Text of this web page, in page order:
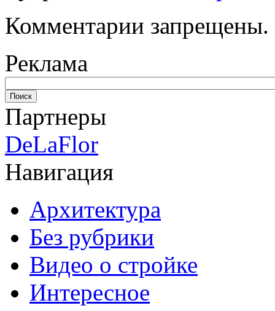
Комментарии запрещены.
Реклама
Партнеры
DeLaFlor
Навигация
Архитектура
Без рубрики
Видео о стройке
Интересное